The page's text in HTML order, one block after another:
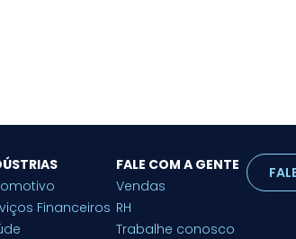
Financeiros
FALE COM A GENTE
Vendas
RH
Trabalhe conosco